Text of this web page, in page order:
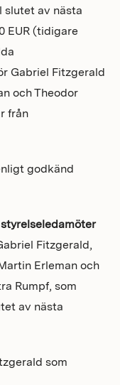
slutet av nästa
EUR (tidigare
Gabriel Fitzgerald
och Theodor
från
godkänd
styrelseledamöter
Fitzgerald,
Erleman och
Rumpf, som
av nästa
som